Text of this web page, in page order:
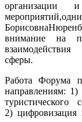
организации
внимание на
сферы.
Работа Форума
направлениям:
2) цифровизация